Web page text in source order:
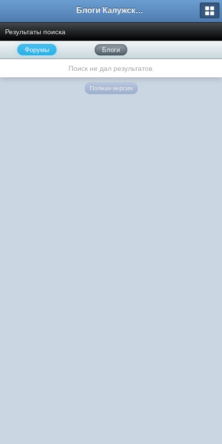
Блоги Калужского перекрестка
Результаты поиска
Форумы Блоги
Поиск не дал результатов.
Полная версия